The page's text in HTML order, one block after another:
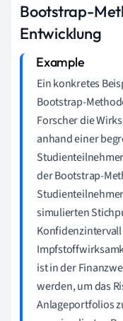
Bootstrap-
Entwicklung
Ein konkretes
Bootstrap-
Forscher die
anhand einer
der Bootstrap-
simulierten
ist in der
werden, um das
Anlageportfolios